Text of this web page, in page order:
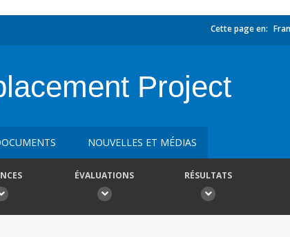
Cette page en:
Project
NOUVELLES ET MÉDIAS
ÉVALUATIONS RÉSULTATS